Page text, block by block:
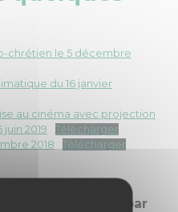
chrétien le 5 décembre
du 16 janvier
au cinéma avec projection
2019
Télécharger
2018
Télécharger
une vocation à
2020 a eu lieu par